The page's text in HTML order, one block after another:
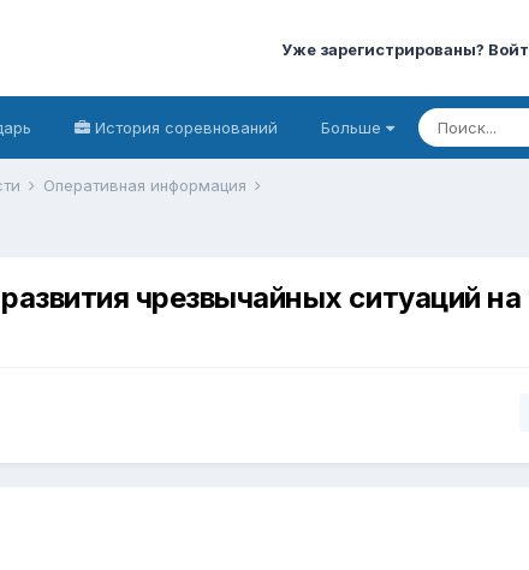
Уже зарегистрированы?
История соревнований Больше
Оперативная информация
чрезвычайных ситуаций на